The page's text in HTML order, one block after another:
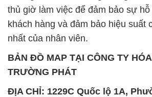
thủ giờ làm việc để đảm bảo sự
khách hàng và đảm bảo hiệu suất
nhất của nhân viên.
BẢN ĐỒ MAP TẠI CÔNG TY
TRƯỜNG PHÁT
ĐỊA CHỈ: 1229C Quốc lộ 1A,